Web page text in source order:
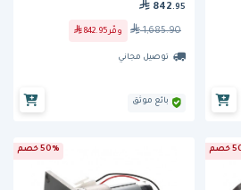
842 .95
1,685.90 وفّر 842.95
توصيل مجاني
بائع موثق
50% خصم